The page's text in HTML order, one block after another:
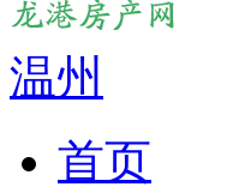
温州
首页